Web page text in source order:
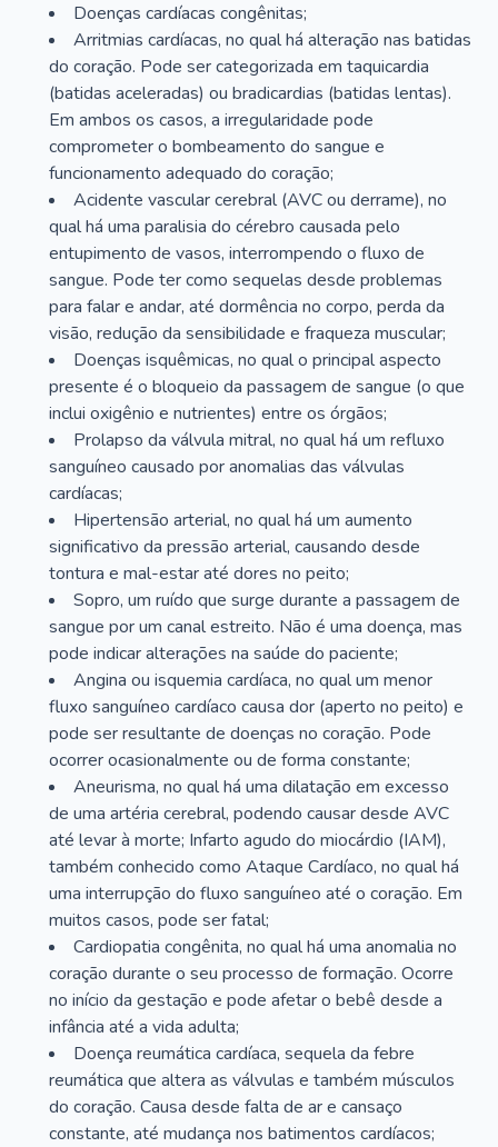
Doenças cardíacas congênitas;
Arritmias cardíacas, no qual há alteração nas batidas
do coração. Pode ser categorizada em taquicardia
(batidas aceleradas) ou bradicardias (batidas lentas).
Em ambos os casos, a irregularidade pode
comprometer o bombeamento do sangue e
funcionamento adequado do coração;
Acidente vascular cerebral (AVC ou derrame), no
qual há uma paralisia do cérebro causada pelo
entupimento de vasos, interrompendo o fluxo de
sangue. Pode ter como sequelas desde problemas
para falar e andar, até dormência no corpo, perda da
visão, redução da sensibilidade e fraqueza muscular;
Doenças isquêmicas, no qual o principal aspecto
presente é o bloqueio da passagem de sangue (o que
inclui oxigênio e nutrientes) entre os órgãos;
Prolapso da válvula mitral, no qual há um refluxo
sanguíneo causado por anomalias das válvulas
cardíacas;
Hipertensão arterial, no qual há um aumento
significativo da pressão arterial, causando desde
tontura e mal-estar até dores no peito;
Sopro, um ruído que surge durante a passagem de
sangue por um canal estreito. Não é uma doença, mas
pode indicar alterações na saúde do paciente;
Angina ou isquemia cardíaca, no qual um menor
fluxo sanguíneo cardíaco causa dor (aperto no peito) e
pode ser resultante de doenças no coração. Pode
ocorrer ocasionalmente ou de forma constante;
Aneurisma, no qual há uma dilatação em excesso
de uma artéria cerebral, podendo causar desde AVC
até levar à morte; Infarto agudo do miocárdio (IAM),
também conhecido como Ataque Cardíaco, no qual há
uma interrupção do fluxo sanguíneo até o coração. Em
muitos casos, pode ser fatal;
Cardiopatia congênita, no qual há uma anomalia no
coração durante o seu processo de formação. Ocorre
no início da gestação e pode afetar o bebê desde a
infância até a vida adulta;
Doença reumática cardíaca, sequela da febre
reumática que altera as válvulas e também músculos
do coração. Causa desde falta de ar e cansaço
constante, até mudança nos batimentos cardíacos;